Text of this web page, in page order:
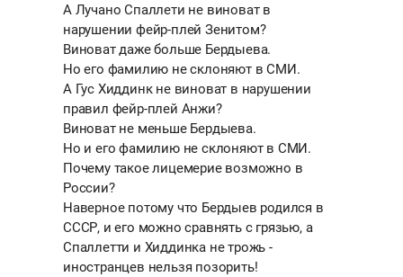
А Лучано Спаллети не виноват в
нарушении фейр-плей Зенитом?
Виноват даже больше Бердыева.
Но его фамилию не склоняют в СМИ.
А Гус Хиддинк не виноват в нарушении
правил фейр-плей Анжи?
Виноват не меньше Бердыева.
Но и его фамилию не склоняют в СМИ.
Почему такое лицемерие возможно в
России?
Наверное потому что Бердыев родился в
СССР, и его можно сравнять с грязью, а
Спаллетти и Хиддинка не трожь -
иностранцев нельзя позорить!